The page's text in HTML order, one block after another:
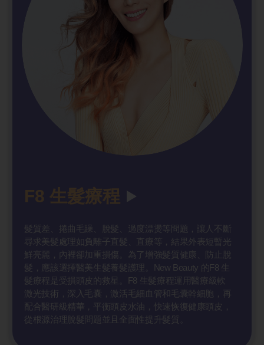
F8 生髮療程
髮質差、捲曲毛躁、脫髮、過度漂燙等問題，讓人不斷
尋求美髮處理如負離子直髮、直療等，結果外表短暫光
鮮亮麗，內裡卻加重損傷。為了增強髮質健康、防止脫
髮，應該選擇醫美生髮養髮護理。New Beauty 的F8 生
髮療程是受損頭皮的救星。F8 生髮療程運用醫療級軟
激光技術，深入毛囊，激活毛細血管和毛囊幹細胞，再
配合醫研級精華，平衡頭皮水油，快速恢復健康頭皮，
從根源治理脫髮問題並且全面性提升髮質。